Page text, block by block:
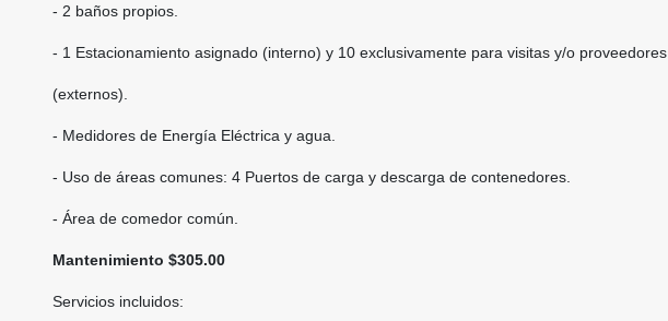
- 2 baños propios.
- 1 Estacionamiento asignado (interno) y 10 exclusivamente para visitas y/o proveedores
(externos).
- Medidores de Energía Eléctrica y agua.
- Uso de áreas comunes: 4 Puertos de carga y descarga de contenedores.
- Área de comedor común.
Mantenimiento $305.00
Servicios incluidos: